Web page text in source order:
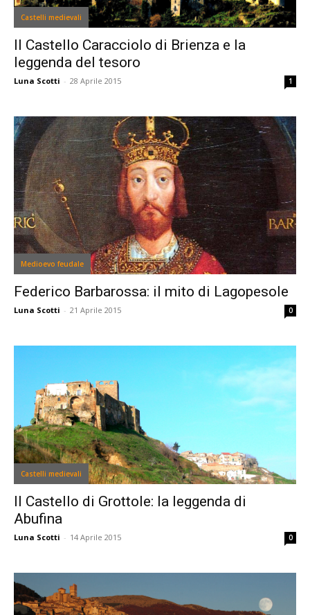
Castelli medievali
Il Castello Caracciolo di Brienza e la
leggenda del tesoro
Luna Scotti - 28 Aprile 2015 1
Medioevo feudale
Federico Barbarossa: il mito di Lagopesole
Luna Scotti - 21 Aprile 2015 0
Castelli medievali
Il Castello di Grottole: la leggenda di
Abufina
Luna Scotti - 14 Aprile 2015 0